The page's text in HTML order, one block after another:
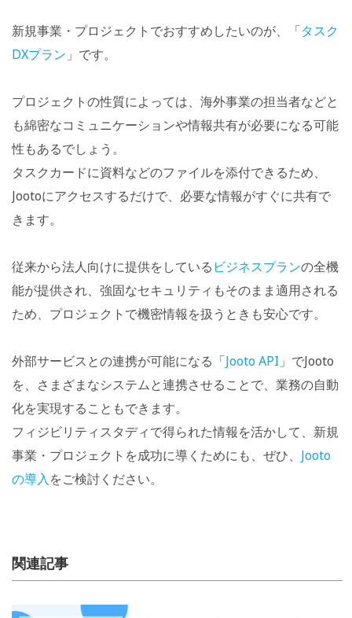
新規事業・プロジェクトでおすすめしたいのが、「タスク
DXプラン 」です。
プロジェクトの性質によっては、海外事業の担当者などと
も綿密なコミュニケーションや情報共有が必要になる可能
性もあるでしょう。
タスクカードに資料などのファイルを添付できるため、
Jootoにアクセスするだけで、必要な情報がすぐに共有で
きます。
従来から法人向けに提供をしている ビジネスプランの全機
能が提供され、強固なセキュリティもそのまま適用される
ため、プロジェクトで機密情報を扱うときも安心です。
外部サービスとの連携が可能になる「Jooto API 」でJooto
を、さまざまなシステムと連携させることで、業務の自動
化を実現することもできます。
フィジビリティスタディで得られた情報を活かして、新規
事業・プロジェクトを成功に導くためにも、ぜひ、 Jooto
の導入をご検討ください。
関連記事